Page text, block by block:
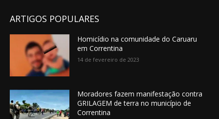
ARTIGOS POPULARES
Homicídio na comunidade do Caruaru
em Correntina
14 de fevereiro de 2023
Moradores fazem manifestação contra
GRILAGEM de terra no município de
Correntina